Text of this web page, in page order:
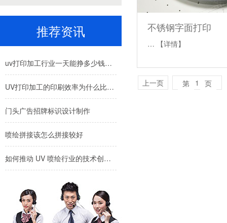
不锈钢字面打印
… 【详情】
上一页 第 1 页
推荐资讯
uv打印加工行业一天能挣多少钱？价格受什么因素影响呢？
UV打印加工的印刷效率为什么比较高呢？
门头广告招牌标识设计制作
喷绘拼接该怎么拼接较好
如何推动 UV 喷绘行业的技术创新与可持续发展？